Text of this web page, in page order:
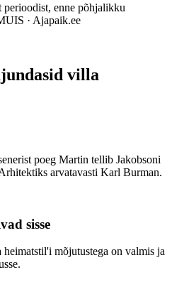
perioodist, enne põhjalikku
· Ajapaik.ee
villa
poeg Martin tellib Jakobsoni
arvatavasti Karl Burman.
sisse
mõjutustega on valmis ja